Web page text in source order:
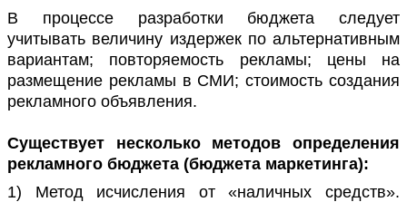
В процессе разработки бюджета следует
учитывать величину издержек по альтернативным
вариантам; повторяемость рекламы; цены на
размещение рекламы в СМИ; стоимость создания
рекламного объявления.
Существует несколько методов определения
рекламного бюджета (бюджета маркетинга):
1) Метод исчисления от «наличных средств».